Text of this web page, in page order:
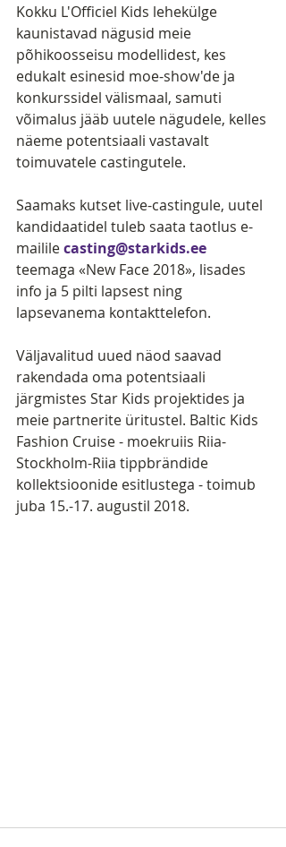
Kokku L'Officiel Kids lehekülge
kaunistavad nägusid meie
põhikoosseisu modellidest, kes
edukalt esinesid moe-show'de ja
konkurssidel välismaal, samuti
võimalus jääb uutele nägudele, kelles
näeme potentsiaali vastavalt
toimuvatele castingutele.
Saamaks kutset live-castingule, uutel
kandidaatidel tuleb saata taotlus e-
mailile casting@starkids.ee
teemaga «New Face 2018», lisades
info ja 5 pilti lapsest ning
lapsevanema kontakttelefon.
Väljavalitud uued näod saavad
rakendada oma potentsiaali
järgmistes Star Kids projektides ja
meie partnerite üritustel. Baltic Kids
Fashion Cruise - moekruiis Riia-
Stockholm-Riia tippbrändide
kollektsioonide esitlustega - toimub
juba 15.-17. augustil 2018.